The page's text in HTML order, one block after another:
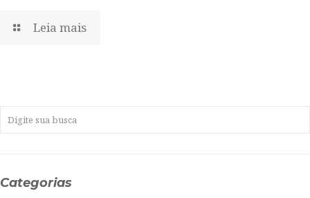
Leia mais
Categorias